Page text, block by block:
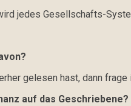
jedes Gesellschafts-
gelesen hast, dann frage
auf das Geschriebene?